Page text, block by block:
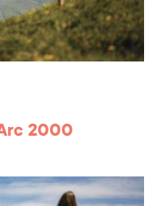
2000